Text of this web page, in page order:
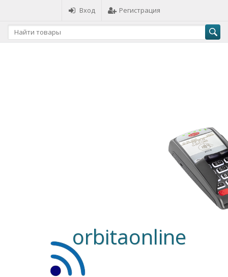
Вход Регистрация
orbitaonline